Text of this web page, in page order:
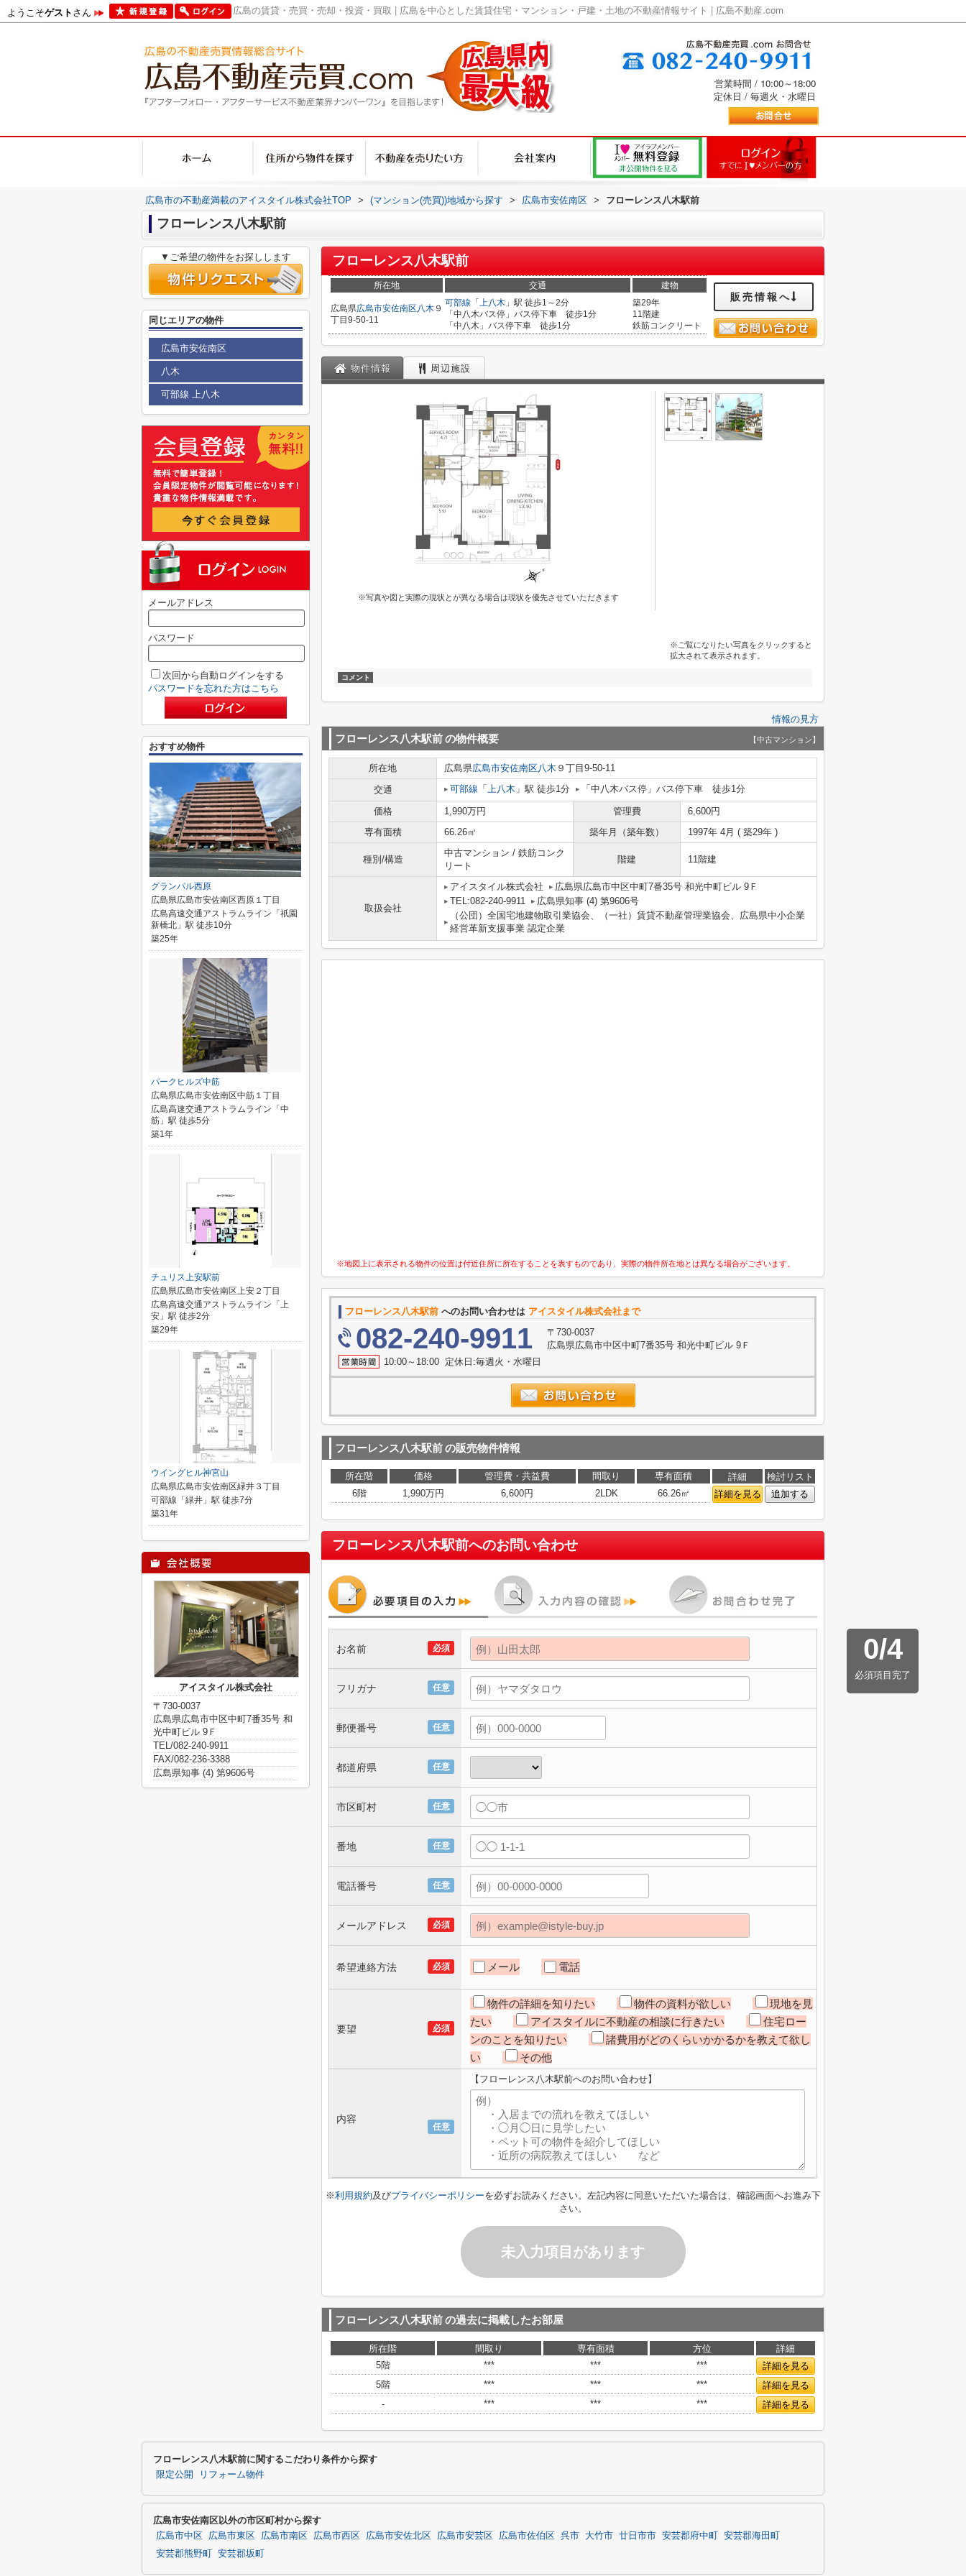
ようこそゲストさん 広島の賃貸・売買・売却・投資・買取 | 広島を中心とした賃貸住宅・マンション・戸建・土地の不動産情報サイト | 広島不動産.com
営業時間 / 10:00～18:00
定休日 / 毎週火・水曜日
広島市の不動産満載のアイスタイル株式会社TOP > (マンション(売買))地域から探す > 広島市安佐南区 > フローレンス八木駅前
フローレンス八木駅前
フローレンス八木駅前
所在地 交通 建物
広島県広島市安佐南区八木 ９
丁目9-50-11
可部線 「 上八木 」駅 徒歩1～2分
「中八木バス停」バス停下車 徒歩1分
「中八木」バス停下車 徒歩1分
築29年
11階建
鉄筋コンクリート
販売情報へ
物件情報 周辺施設
※写真や図と実際の現状とが異なる場合は現状を優先させていただきます
※ご覧になりたい写真をクリックすると
拡大されて表示されます。
コメント
情報の見方
フローレンス八木駅前の物件概要 【中古マンション】
所在地 広島県広島市安佐南区八木 ９丁目9-50-11
交通
可部線 「 上八木 」駅 徒歩1分 「中八木バス停」バス停下車 徒歩1分
価格 1,990万円 管理費
6,600円
専有面積
66.26㎡ 築年月（築年数） 1997年 4月 ( 築29年 )
種別/構造
中古マンション / 鉄筋コンク
リート
階建 11階建
取扱会社
アイスタイル株式会社
広島県広島市中区中町7番35号 和光中町ビル 9Ｆ
TEL:082-240-9911
広島県知事 (4) 第9606号
（公団）全国宅地建物取引業協会、（一社）賃貸不動産管理業協会、広島県中小企業
経営革新支援事業 認定企業
※地図上に表示される物件の位置は付近住所に所在することを表すものであり、実際の物件所在地とは異なる場合がございます。
フローレンス八木駅前 へのお問い合わせは アイスタイル株式会社まで
082-240-9911
〒730-0037
広島県広島市中区中町7番35号 和光中町ビル 9Ｆ
10:00～18:00 定休日:毎週火・水曜日
フローレンス八木駅前の販売物件情報
所在階 価格 管理費・共益費 間取り 専有面積 詳細
検討リスト
6階
1,990万円 6,600円 2LDK 66.26㎡ 詳細を見る 追加する
フローレンス八木駅前へのお問い合わせ
0/4
必須項目完了
必須
お名前
任意
フリガナ
任意
郵便番号
任意
都道府県
任意
市区町村
任意
番地
任意
電話番号
必須
メールアドレス
必須
希望連絡方法 メール 電話
必須
要望
物件の詳細を知りたい 物件の資料が欲しい
現地を見
たい
アイスタイルに不動産の相談に行きたい
住宅ロー
ンのことを知りたい
諸費用がどのくらいかかるかを教えて欲し
い
その他
任意
内容
【フローレンス八木駅前へのお問い合わせ】
※利用規約及びプライバシーポリシーを必ずお読みください。左記内容に同意いただいた場合は、確認画面へお進み下
さい。
未入力項目があります
フローレンス八木駅前の過去に掲載したお部屋
所在階 間取り 専有面積 方位
詳細
5階
*** *** ***
詳細を見る
5階
*** *** ***
詳細を見る
-
*** *** *** 詳細を見る
▼ご希望の物件をお探しします
同じエリアの物件
広島市安佐南区
八木
可部線 上八木
メールアドレス
パスワード
次回から自動ログインをする
パスワードを忘れた方はこちら
おすすめ物件
グランパル西原
広島県広島市安佐南区西原１丁目
広島高速交通アストラムライン「祇園
新橋北」駅 徒歩10分
築25年
パークヒルズ中筋
広島県広島市安佐南区中筋１丁目
広島高速交通アストラムライン「中
筋」駅 徒歩5分
築1年
チュリス上安駅前
広島県広島市安佐南区上安２丁目
広島高速交通アストラムライン「上
安」駅 徒歩2分
築29年
ウイングヒル神宮山
広島県広島市安佐南区緑井３丁目
可部線「緑井」駅 徒歩7分
築31年
アイスタイル株式会社
〒730-0037
広島県広島市中区中町7番35号 和
光中町ビル 9Ｆ
TEL/082-240-9911
FAX/082-236-3388
広島県知事 (4) 第9606号
フローレンス八木駅前に関するこだわり条件から探す
限定公開 リフォーム物件
広島市安佐南区以外の市区町村から探す
広島市中区 広島市東区 広島市南区 広島市西区 広島市安佐北区 広島市安芸区 広島市佐伯区 呉市 大竹市 廿日市市 安芸郡府中町
安芸郡海田町
安芸郡熊野町
安芸郡坂町